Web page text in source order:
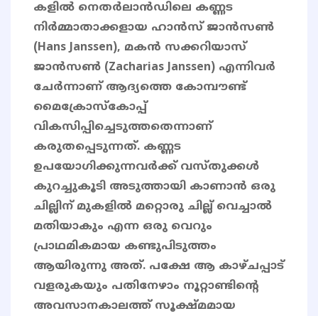
കളിൽ നെതർലാൻഡിലെ കണ്ണട
നിർമ്മാതാക്കളായ ഹാൻസ് ജാൻസൺ
(Hans Janssen), മകൻ സക്കറിയാസ്
ജാൻസൺ (Zacharias Janssen) എന്നിവർ
ചേർന്നാണ് ആദ്യത്തെ കോമ്പൗണ്ട്
മൈക്രോസ്കോപ്പ്
വികസിപ്പിച്ചെടുത്തതെന്നാണ്
കരുതപ്പെടുന്നത്. കണ്ണട
ഉപയോഗിക്കുന്നവർക്ക് വസ്തുക്കൾ
കുറച്ചുകൂടി അടുത്തായി കാണാൻ ഒരു
ചില്ലിന് മുകളിൽ മറ്റൊരു ചില്ല് വെച്ചാൽ
മതിയാകും എന്ന ഒരു വെറും
പ്രാഥമികമായ കണ്ടുപിടുത്തം
ആയിരുന്നു അത്. പക്ഷേ ആ കാഴ്ചപ്പാട്
വളരുകയും പതിനേഴാം നൂറ്റാണ്ടിന്റെ
അവസാനകാലത്ത് സൂക്ഷ്മമായ